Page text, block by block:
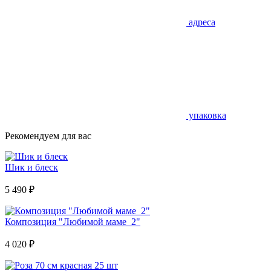
адреса
упаковка
Рекомендуем для вас
Шик и блеск
5 490 ₽
Композиция "Любимой маме_2"
4 020 ₽